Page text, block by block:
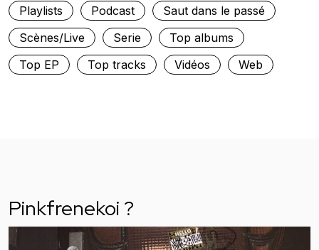
Playlists
Podcast
Saut dans le passé
Scènes/Live
Serie
Top albums
Top EP
Top tracks Vidéos Web
Pinkfrenekoi ?